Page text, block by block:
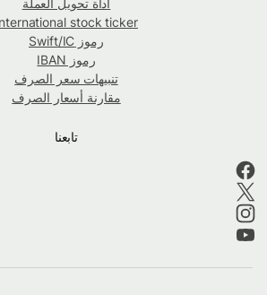
International stock ticker
رموز Swift/IC
رموز IBAN
تنبيهات سعر الصرف
مقارنة أسعار الصرف
تابعنا